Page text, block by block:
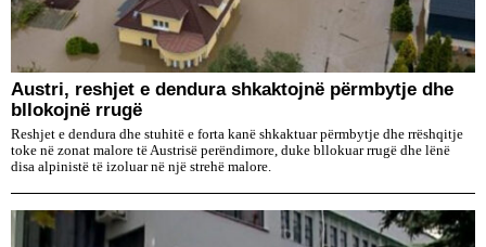
Austri, reshjet e dendura shkaktojnë përmbytje dhe
bllokojnë rrugë
Reshjet e dendura dhe stuhitë e forta kanë shkaktuar përmbytje dhe rrëshqitje
toke në zonat malore të Austrisë perëndimore, duke bllokuar rrugë dhe lënë
disa alpinistë të izoluar në një strehë malore.